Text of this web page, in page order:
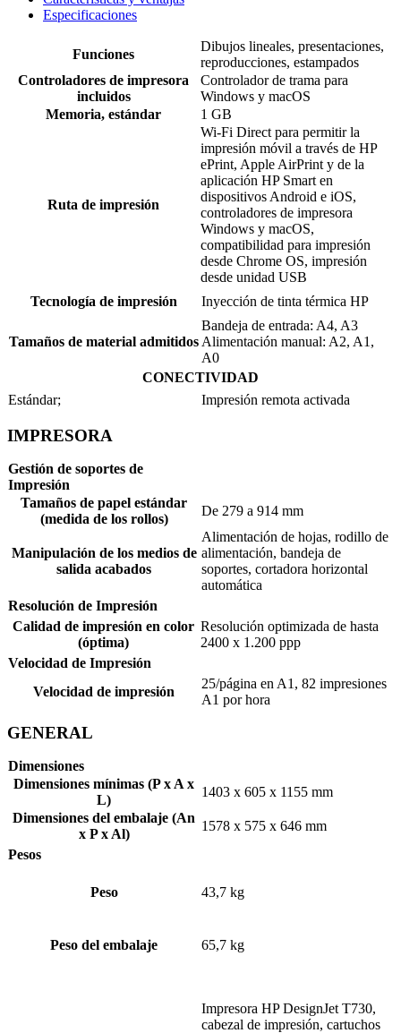
Especificaciones
Funciones
Dibujos lineales, presentaciones,
reproducciones, estampados
Controladores de impresora
incluidos
Controlador de trama para
Windows y macOS
Memoria, estándar
1 GB
Ruta de impresión
Wi-Fi Direct para permitir la
impresión móvil a través de HP
ePrint, Apple AirPrint y de la
aplicación HP Smart en
dispositivos Android e iOS,
controladores de impresora
Windows y macOS,
compatibilidad para impresión
desde Chrome OS, impresión
desde unidad USB
Tecnología de impresión
Inyección de tinta térmica HP
Tamaños de material admitidos
Bandeja de entrada: A4, A3
Alimentación manual: A2, A1,
A0
CONECTIVIDAD
Estándar;
Impresión remota activada
IMPRESORA
Gestión de soportes de
Impresión
Tamaños de papel estándar
(medida de los rollos)
De 279 a 914 mm
Manipulación de los medios de
salida acabados
Alimentación de hojas, rodillo de
alimentación, bandeja de
soportes, cortadora horizontal
automática
Resolución de Impresión
Calidad de impresión en color
(óptima)
Resolución optimizada de hasta
2400 x 1.200 ppp
Velocidad de Impresión
Velocidad de impresión
25/página en A1, 82 impresiones
A1 por hora
GENERAL
Dimensiones
Dimensiones mínimas (P x A x
L)
1403 x 605 x 1155 mm
Dimensiones del embalaje (An
x P x Al)
1578 x 575 x 646 mm
Pesos
Peso 43,7 kg
Peso del embalaje 65,7 kg
Impresora HP DesignJet T730,
cabezal de impresión, cartuchos